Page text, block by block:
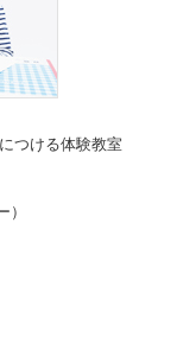
つける体験教室